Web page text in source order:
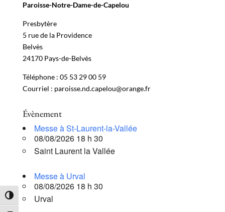
Passer en contraste élevé
Paroisse-Notre-Dame-de-Capelou
Presbytère
5 rue de la Providence
Belvès
24170 Pays-de-Belvès
Téléphone : 05 53 29 00 59
Courriel : paroisse.nd.capelou@orange.fr
Évènement
Messe à St-Laurent-la-Vallée
08/08/2026 18 h 30
Saint Laurent la Vallée
Messe à Urval
08/08/2026 18 h 30
Urval